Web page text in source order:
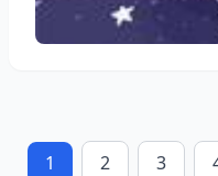
几，新历一般用“号” 2
历
1 2 3